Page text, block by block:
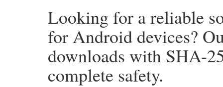
Looking for a reliable
for Android devices?
downloads with SHA-
complete safety.